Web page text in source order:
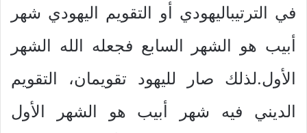
في الترتيباليهودي أو التقويم اليهودي شهر
أبيب هو الشهر السابع فجعله الله الشهر
الأول.لذلك صار لليهود تقويمان، التقويم
الديني فيه شهر أبيب هو الشهر الأول